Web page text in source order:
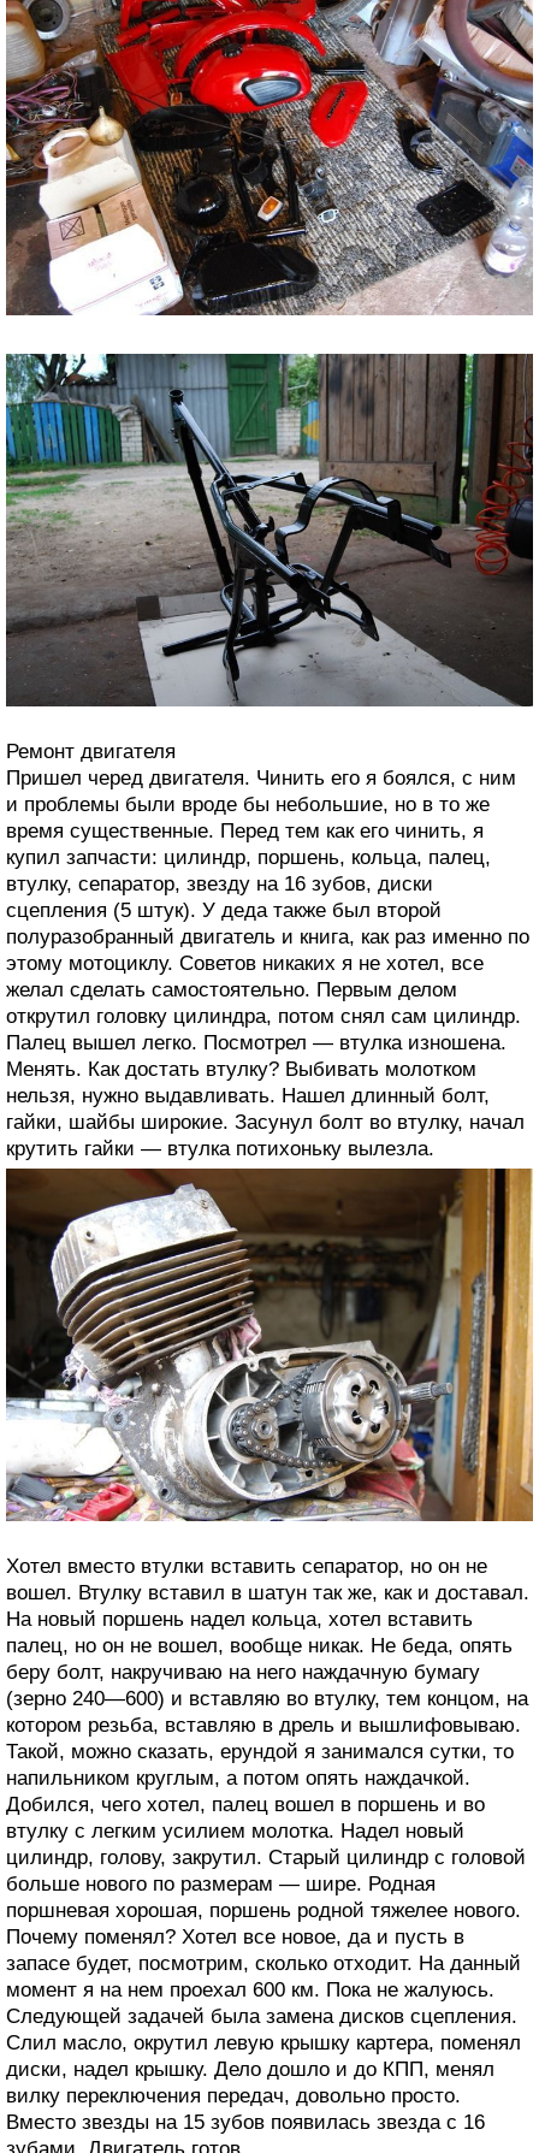
Ремонт двигателя
Пришел черед двигателя. Чинить его я боялся, с ним
и проблемы были вроде бы небольшие, но в то же
время существенные. Перед тем как его чинить, я
купил запчасти: цилиндр, поршень, кольца, палец,
втулку, сепаратор, звезду на 16 зубов, диски
сцепления (5 штук). У деда также был второй
полуразобранный двигатель и книга, как раз именно по
этому мотоциклу. Советов никаких я не хотел, все
желал сделать самостоятельно. Первым делом
открутил головку цилиндра, потом снял сам цилиндр.
Палец вышел легко. Посмотрел — втулка изношена.
Менять. Как достать втулку? Выбивать молотком
нельзя, нужно выдавливать. Нашел длинный болт,
гайки, шайбы широкие. Засунул болт во втулку, начал
крутить гайки — втулка потихоньку вылезла.
Хотел вместо втулки вставить сепаратор, но он не
вошел. Втулку вставил в шатун так же, как и доставал.
На новый поршень надел кольца, хотел вставить
палец, но он не вошел, вообще никак. Не беда, опять
беру болт, накручиваю на него наждачную бумагу
(зерно 240—600) и вставляю во втулку, тем концом, на
котором резьба, вставляю в дрель и вышлифовываю.
Такой, можно сказать, ерундой я занимался сутки, то
напильником круглым, а потом опять наждачкой.
Добился, чего хотел, палец вошел в поршень и во
втулку с легким усилием молотка. Надел новый
цилиндр, голову, закрутил. Старый цилиндр с головой
больше нового по размерам — шире. Родная
поршневая хорошая, поршень родной тяжелее нового.
Почему поменял? Хотел все новое, да и пусть в
запасе будет, посмотрим, сколько отходит. На данный
момент я на нем проехал 600 км. Пока не жалуюсь.
Следующей задачей была замена дисков сцепления.
Слил масло, окрутил левую крышку картера, поменял
диски, надел крышку. Дело дошло и до КПП, менял
вилку переключения передач, довольно просто.
Вместо звезды на 15 зубов появилась звезда с 16